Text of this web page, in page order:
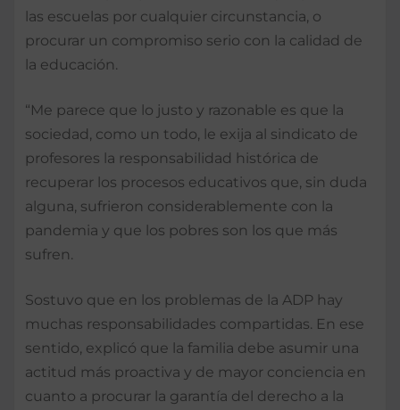
las escuelas por cualquier circunstancia, o
procurar un compromiso serio con la calidad de
la educación.
“Me parece que lo justo y razonable es que la
sociedad, como un todo, le exija al sindicato de
profesores la responsabilidad histórica de
recuperar los procesos educativos que, sin duda
alguna, sufrieron considerablemente con la
pandemia y que los pobres son los que más
sufren.
Sostuvo que en los problemas de la ADP hay
muchas responsabilidades compartidas. En ese
sentido, explicó que la familia debe asumir una
actitud más proactiva y de mayor conciencia en
cuanto a procurar la garantía del derecho a la